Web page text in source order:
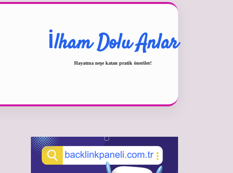
İlham Dolu Anlar
Hayatına neşe katan pratik öneriler!